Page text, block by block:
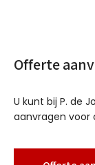
Offerte
U kunt bij P. de
aanvragen voor